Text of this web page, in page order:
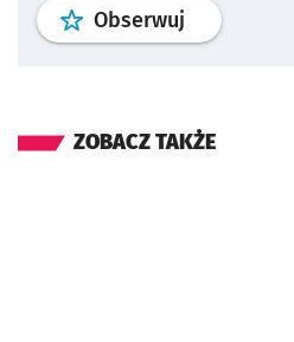
Obserwuj profil
ZOBACZ TAKŻE